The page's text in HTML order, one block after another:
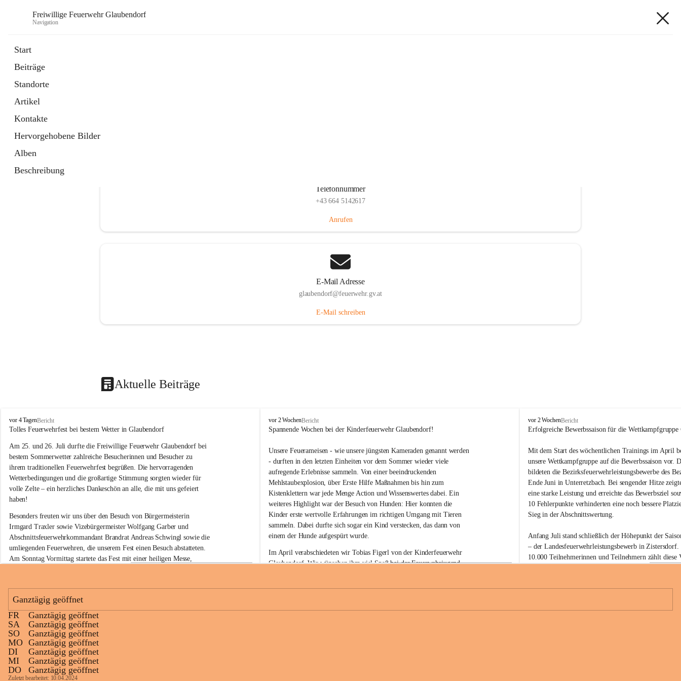
Freiwillige Feuerwehr Glaubendorf
Navigation
Start
Beiträge
Standorte
Artikel
Kontakte
Hervorgehobene Bilder
Alben
Beschreibung
Telefonnummer
+43 664 5142617
Anrufen
E-Mail Adresse
glaubendorf@feuerwehr.gv.at
E-Mail schreiben
Aktuelle Beiträge
F
r
i
w
i
l
i
g
e
F
e
u
e
r
w
G
l
a
u
b
e
n
d
o
vor 4 TagenBericht
Tolles Feuerwehrfest bei bestem Wetter in Glaubendorf
Am 25. und 26. Juli durfte die Freiwillige Feuerwehr Glaubendorf bei
bestem Sommerwetter zahlreiche Besucherinnen und Besucher zu
ihrem traditionellen Feuerwehrfest begrüßen. Die hervorragenden
Wetterbedingungen und die großartige Stimmung sorgten wieder für
volle Zelte – ein herzliches Dankeschön an alle, die mit uns gefeiert
haben!
Besonders freuten wir uns über den Besuch von Bürgermeisterin
Irmgard Traxler sowie Vizebürgermeister Wolfgang Garber und
Abschnittsfeuerwehrkommandant Brandrat Andreas Schwingl sowie die
umliegenden Feuerwehren, die unserem Fest einen Besuch abstatteten.
Am Sonntag Vormittag startete das Fest mit einer heiligen Messe,
Musikverein Rußbach, der mit seinem Frühschoppenkonzert beste
Eine Hüpfburg sowie verschiedene Spiele sorgten für jede Menge Spaß
und Unterhaltung.
Kulinarisch war ebenfalls für jeden Geschmack etwas dabei. Neben
köstlichen Grillspezialitäten am gesamten Wochenende standen am
Sonntag die beliebten Surschnitzel auf dem Speiseplan. In der Weinbar
konnten die Besucherinnen und Besucher ausgewählte Glaubendorfer
F
r
i
l
l
i
g
e
e
u
e
r
w
l
vor 2 WochenBericht
Spannende Wochen bei der Kinderfeuerwehr Glaubendorf!
Unsere Feuerameisen - wie unsere jüngsten Kameraden genannt werden
- durften in den letzten Einheiten vor dem Sommer wieder viele
aufregende Erlebnisse sammeln. Von einer beeindruckenden
Mehlstaubexplosion, über Erste Hilfe Maßnahmen bis hin zum
Kistenklettern war jede Menge Action und Wissenswertes dabei. Ein
weiteres Highlight war der Besuch von Hunden: Hier konnten die
Kinder erste wertvolle Erfahrungen im richtigen Umgang mit Tieren
sammeln. Dabei durfte sich sogar ein Kind verstecken, das dann von
einem der Hunde aufgespürt wurde.
Im April verabschiedeten wir Tobias Figerl von der Kinderfeuerwehr
Glaubendorf. Wir wünschen ihm viel Spaß bei der Feuerwehrjugend
Den Abschluss vor den Sommerferien im Juni bildete für unsere
Temperaturen sorgten Wasserspiele und Eis für eine willkommene
F
r
i
i
l
l
i
g
e
u
e
r
w
l
vor 2 WochenBericht
Erfolgreiche Bewerbssaison für die Wettkampfgruppe
Mit dem Start des wöchentlichen Trainings im April
unsere Wettkampfgruppe auf die Bewerbssaison vor.
bildeten die Bezirksfeuerwehrleistungsbewerbe des
Ende Juni in Unterretzbach. Bei sengender Hitze
eine starke Leistung und erreichte das Bewerbsziel
10 Fehlerpunkte verhinderten eine noch bessere
Sieg in der Abschnittswertung.
Anfang Juli stand schließlich der Höhepunkt der
– der Landesfeuerwehrleistungsbewerb in
10.000 Teilnehmerinnen und Teilnehmern zählt diese
diesmal fehlerfrei.
Mit der drittschnellsten Zeit aller teilnehmenden
Ganztägig geöffnet
FR
Ganztägig geöffnet
SA
Ganztägig geöffnet
SO
Ganztägig geöffnet
MO Ganztägig geöffnet
DI
Ganztägig geöffnet
MI
Ganztägig geöffnet
DO
Ganztägig geöffnet
Zuletzt bearbeitet: 10.04.2024